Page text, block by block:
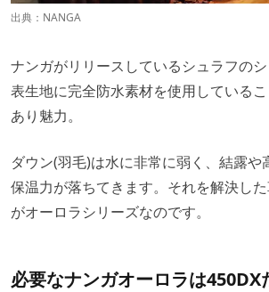
出典： NANGA
ナンガがリリースしているシュラフのシ
表生地に完全防水素材を使用している
あり魅力。
ダウン(羽毛)は水に非常に弱く、結露や
保温力が落ちてきます。それを解決し
がオーロラシリーズなのです。
必要なナンガオーロラは450DX